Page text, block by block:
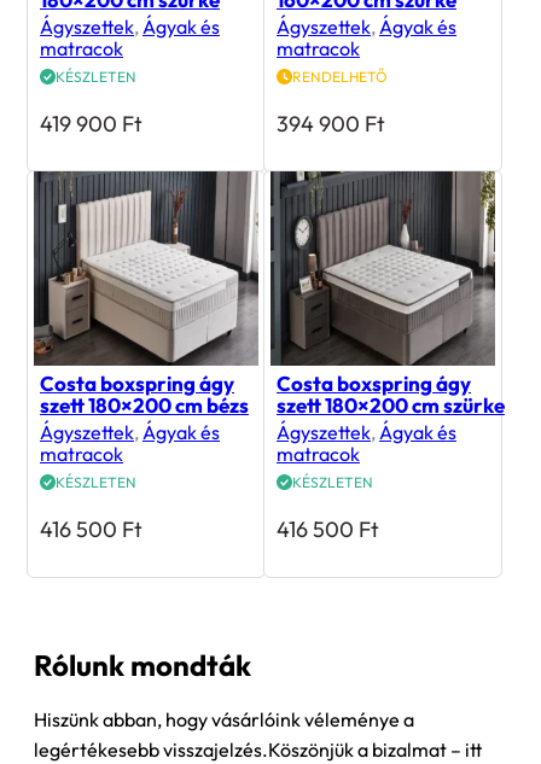
Ágyszettek, Ágyak és
matracok
KÉSZLETEN
419 900 Ft
Ágyszettek, Ágyak és
matracok
RENDELHETŐ
394 900 Ft
Costa boxspring ágy
szett 180×200 cm bézs
Ágyszettek, Ágyak és
matracok
KÉSZLETEN
416 500 Ft
Costa boxspring ágy
szett 180×200 cm szürke
Ágyszettek, Ágyak és
matracok
KÉSZLETEN
416 500 Ft
Rólunk mondták
Hiszünk abban, hogy vásárlóink véleménye a
legértékesebb visszajelzés.Köszönjük a bizalmat – itt